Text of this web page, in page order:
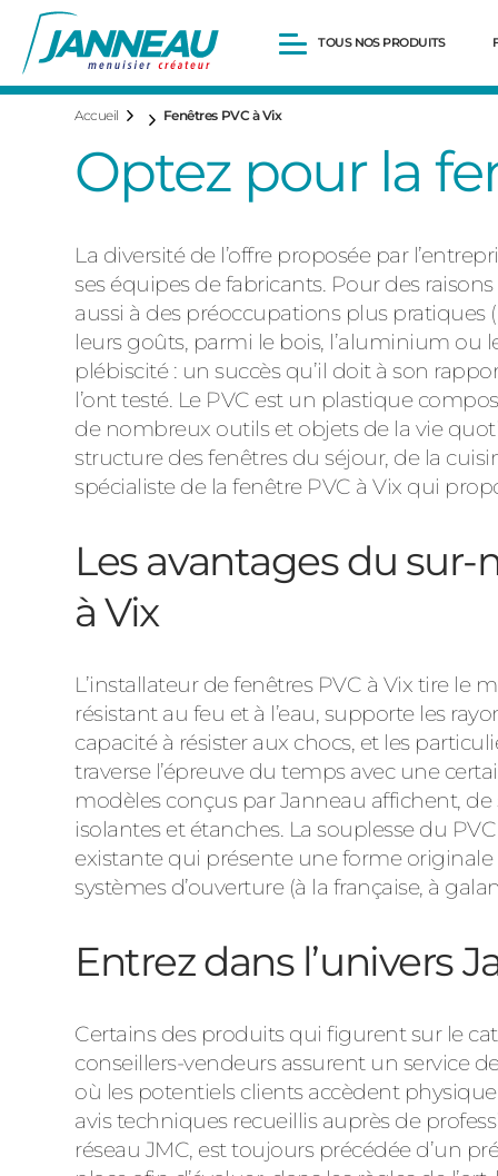
TOUS NOS PRODUITS
Fenêtres et Portes-fenêtres
Baies vitrées
Portes d’entrée
Volets roulants
Portails et portillons
Carports
Accueil Fenêtres PVC à Vix
Optez pour la
La diversité de l’offre proposée par
ses équipes de fabricants. Pour des
aussi à des préoccupations plus
leurs goûts, parmi le bois, l’aluminium ou
plébiscité : un succès qu’il doit à son
l’ont testé. Le PVC est un plastique
de nombreux outils et objets de la vie
structure des fenêtres du séjour, de la
spécialiste de la fenêtre PVC à Vix qui
Les avantages du
à Vix
L’installateur de fenêtres PVC à Vix tire
résistant au feu et à l’eau, supporte les
capacité à résister aux chocs, et les
traverse l’épreuve du temps avec une
modèles conçus par Janneau affichent,
isolantes et étanches. La souplesse du
existante qui présente une forme
systèmes d’ouverture (à la française, à
Entrez dans l’univers
Certains des produits qui figurent sur le
conseillers-vendeurs assurent un service
où les potentiels clients accèdent
avis techniques recueillis auprès de
réseau JMC, est toujours précédée d’un